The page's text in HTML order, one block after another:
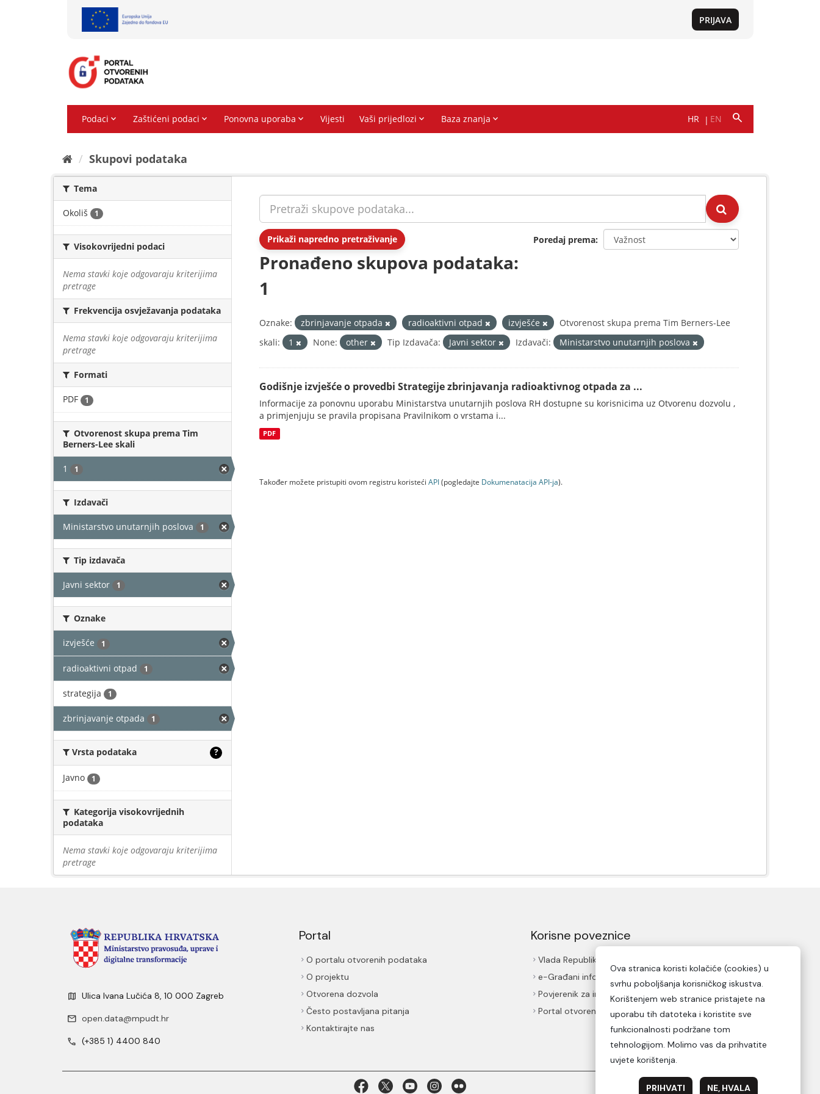
Skupovi podаtаkа
Tema
Okoliš 1
Visokovrijedni podaci
Nema stavki koje odgovaraju kriterijima
pretrage
Frekvencija osvježavanja podataka
Nema stavki koje odgovaraju kriterijima
pretrage
Formati
PDF 1
Otvorenost skupa prema Tim
Berners-Lee skali
1 1
Izdavači
Ministarstvo unutarnjih poslova 1
Tip izdavača
Javni sektor 1
Oznake
izvješće 1
radioaktivni otpad 1
strategija 1
zbrinjavanje otpada 1
Vrsta podataka ?
Javno 1
Kategorija visokovrijednih
podataka
Nema stavki koje odgovaraju kriterijima
pretrage
Prikaži napredno pretraživanje Poredaj prema
Pronađeno skupova podataka:
1
Oznake: zbrinjavanje otpada radioaktivni otpad izvješće
Otvorenost skupa prema Tim Berners-Lee
skali:
1 None: other Tip Izdavača: Javni sektor Izdavači: Ministarstvo unutarnjih poslova
Godišnje izvješće o provedbi Strategije zbrinjavanja radioaktivnog otpada za ...
Informacije za ponovnu uporabu Ministarstva unutarnjih poslova RH dostupne su korisnicima uz Otvorenu dozvolu ,
a primjenjuju se pravila propisana Pravilnikom o vrstama i...
PDF
Također možete pristupiti ovom registru koristeći API(pogledajte Dokumenаtаcijа API-jа).